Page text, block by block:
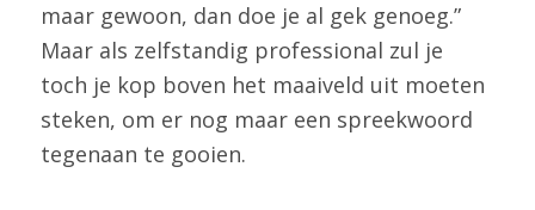
maar gewoon, dan doe je al gek genoeg.”
Maar als zelfstandig professional zul je
toch je kop boven het maaiveld uit moeten
steken, om er nog maar een spreekwoord
tegenaan te gooien.